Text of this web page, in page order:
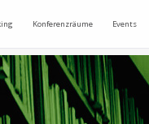
Konferenzräume Events